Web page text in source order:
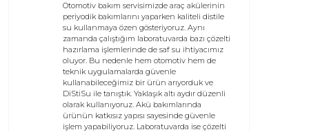
Otomotiv bakım servisimizde araç akülerinin
periyodik bakımlarını yaparken kaliteli distile
su kullanmaya özen gösteriyoruz. Aynı
zamanda çalıştığım laboratuvarda bazı çözelti
hazırlama işlemlerinde de saf su ihtiyacımız
oluyor. Bu nedenle hem otomotiv hem de
teknik uygulamalarda güvenle
kullanabileceğimiz bir ürün arıyorduk ve
DiStiSu ile tanıştık. Yaklaşık altı aydır düzenli
olarak kullanıyoruz. Akü bakımlarında
ürünün katkısız yapısı sayesinde güvenle
işlem yapabiliyoruz. Laboratuvarda ise çözelti